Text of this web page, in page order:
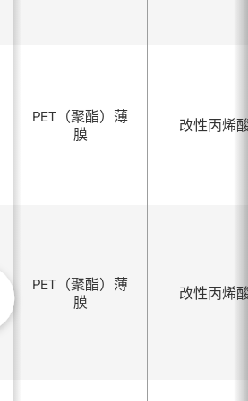
PET（聚酯）薄
膜
改性丙烯
PET（聚酯）薄
膜
改性丙烯